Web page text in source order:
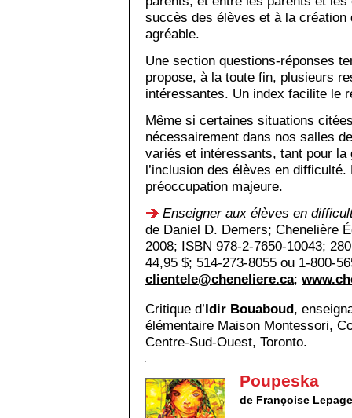
succès des élèves et à la création
agréable.
Une section questions-réponses
propose, à la toute fin, plusieurs
intéressantes. Un index facilite le
Même si certaines situations
nécessairement dans nos salles
variés et intéressants, tant pour la
l’inclusion des élèves en difficulté.
préoccupation majeure.
Enseigner aux élèves en
de Daniel D. Demers; Chenelière
2008; ISBN 978-2-7650-10043;
44,95 $; 514-273-8055 ou 1-800-
clientele@cheneliere.ca;
Critique d’Idir Bouaboud,
élémentaire Maison Montessori,
Centre-Sud-Ouest, Toronto.
Poupeska
de Françoise Lepage